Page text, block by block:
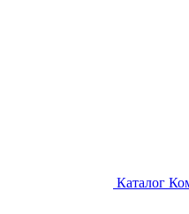
Каталог